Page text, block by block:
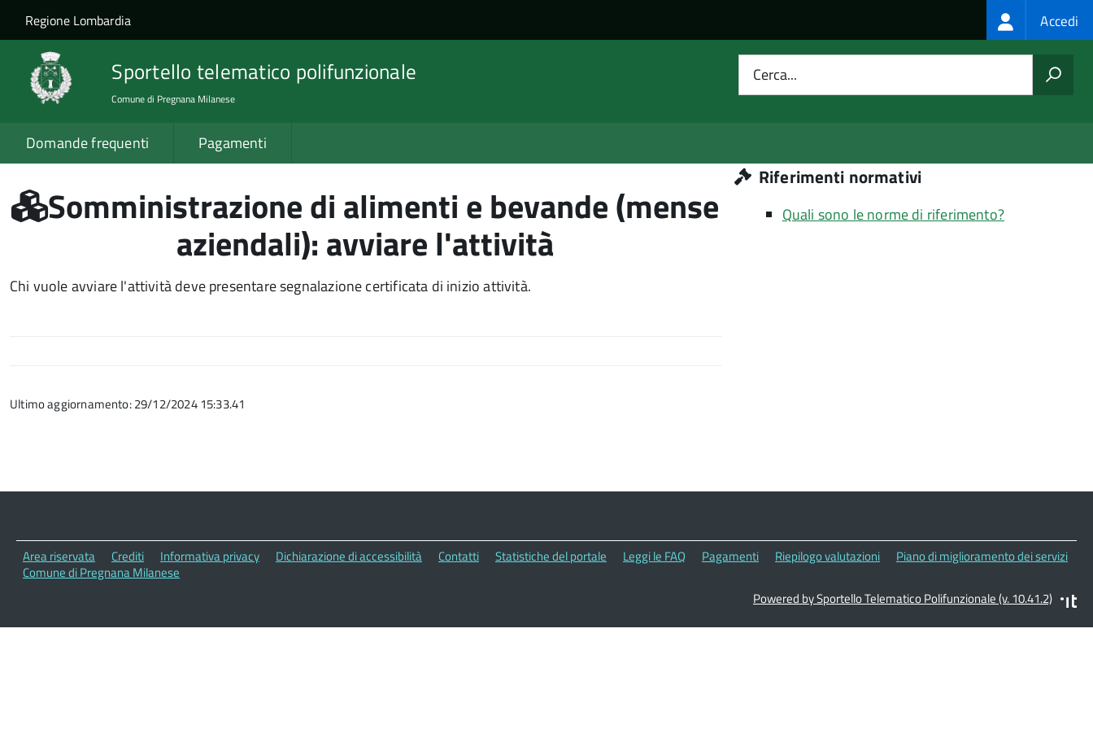
Salta al contenuto principale
Skip to site navigation
Regione Lombardia Login
menu
Accedi
Sportello telematico polifunzionale
Comune di Pregnana Milanese
Cerca...
Domande frequenti Pagamenti
Somministrazione di alimenti e bevande (mense
aziendali): avviare l'attività
Chi vuole avviare l'attività deve presentare segnalazione certificata di inizio attività.
Ultimo aggiornamento: 29/12/2024 15:33.41
Riferimenti normativi
Quali sono le norme di riferimento?
Area riservata Crediti Informativa privacy Dichiarazione di accessibilità Contatti Statistiche del portale Leggi le FAQ Pagamenti Riepilogo valutazioni
Piano di miglioramento dei servizi
Comune di Pregnana Milanese
Powered by Sportello Telematico Polifunzionale (v. 10.41.2)